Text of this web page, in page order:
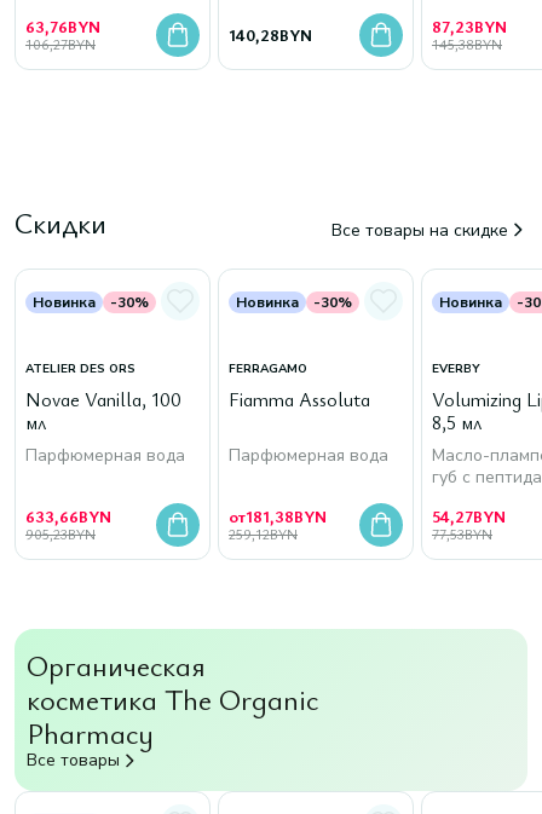
63,76BYN
106,27BYN 140,28BYN 87,23BYN
145,38BYN
Скидки Все товары на скидке
Новинка -30%
ATELIER DES ORS
Novae Vanilla, 100
мл
Парфюмерная вода
633,66BYN
905,23BYN
Новинка -30%
FERRAGAMO
Fiamma Assoluta
Парфюмерная вода
от181,38BYN
259,12BYN
Новинка -
EVERBY
Volumizing
8,5 мл
Масло-
губ с
54,27BYN
77,53BYN
Органическая
косметика The Organic
Pharmacy
Все товары